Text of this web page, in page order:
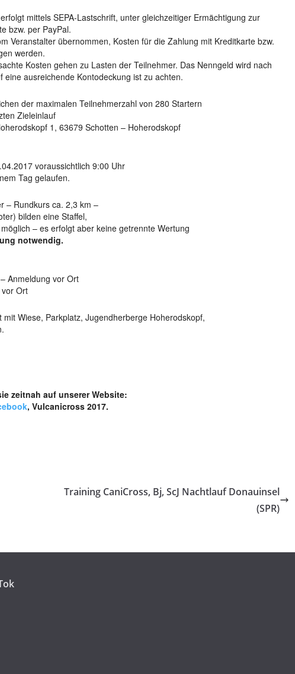
mittels SEPA-Lastschrift, unter gleichzeitiger Ermächtigung zur
bzw. per PayPal.
Veranstalter übernommen, Kosten für die Zahlung mit Kreditkarte bzw.
werden.
Kosten gehen zu Lasten der Teilnehmer. Das Nenngeld wird nach
ausreichende Kontodeckung ist zu achten.
der maximalen Teilnehmerzahl von 280 Startern
Zieleinlauf
1, 63679 Schotten – Hoherodskopf
voraussichtlich 9:00 Uhr
Tag gelaufen.
– Rundkurs ca. 2,3 km –
bilden eine Staffel,
– es erfolgt aber keine getrennte Wertung
notwendig.
Anmeldung vor Ort
Ort
mit Wiese, Parkplatz, Jugendherberge Hoherodskopf,
zeitnah auf unserer Website:
, Vulcanicross 2017.
Training CaniCross, Bj, ScJ Nachtlauf Donauinsel
(SPR)